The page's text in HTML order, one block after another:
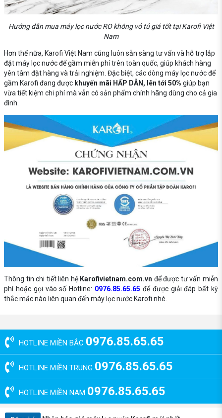
Hướng dẫn mua máy lọc nước RO không vỏ tủ giá tốt tại Karofi Việt
Nam
Hơn thế nữa, Karofi Việt Nam cũng luôn sẵn sàng tư vấn và hỗ trợ lắp
đặt máy lọc nước để gầm miễn phí trên toàn quốc, giúp khách hàng
yên tâm đặt hàng và trải nghiệm. Đặc biệt, các dòng máy lọc nước để
gầm Karofi đang được khuyến mãi HẤP DẪN, lên tới 50% giúp bạn
vừa tiết kiệm chi phí mà vẫn có sản phẩm chính hãng dùng cho cả gia
đình.
Thông tin chi tiết liên hệ Karofivietnam.com.vn để được tư vấn miễn
phí hoặc gọi vào số Hotline: 0976.85.65.65 để được giải đáp bất kỳ
thắc mắc nào liên quan đến máy lọc nước Karofi nhé.
HOTLINE MIỀN BẮC 0976.85.65.65
HOTLINE MIỀN TRUNG 0976.85.65.65
HOTLINE MIỀN NAM 0976.85.65.65